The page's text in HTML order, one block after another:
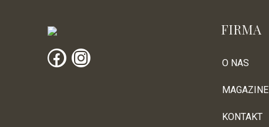
FIRMA
O NAS
MAGAZINE
KONTAKT